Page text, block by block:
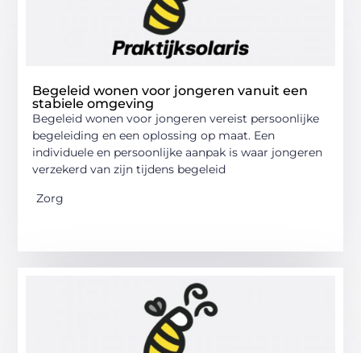
Begeleid wonen voor jongeren vanuit een
stabiele omgeving
Begeleid wonen voor jongeren vereist persoonlijke
begeleiding en een oplossing op maat. Een
individuele en persoonlijke aanpak is waar jongeren
verzekerd van zijn tijdens begeleid
Zorg